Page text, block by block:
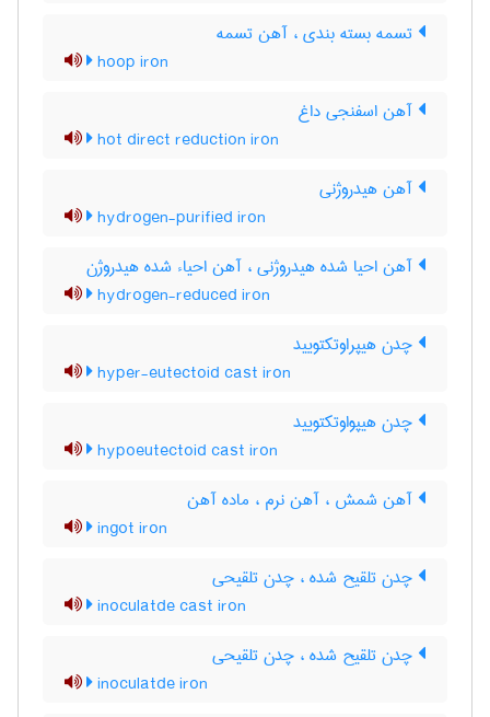
تسمه بسته بندی ، آهن تسمه
hoop iron
آهن اسفنجی داغ
hot direct reduction iron
آهن هیدروژنی
hydrogen-purified iron
آهن احیا شده هیدروژنی ، آهن احیاء شده هیدروژن
hydrogen-reduced iron
چدن هیپراوتکتویید
hyper-eutectoid cast iron
چدن هیپواوتکتویید
hypoeutectoid cast iron
آهن شمش ، آهن نرم ، ماده آهن
ingot iron
چدن تلقیح شده ، چدن تلقیحی
inoculatde cast iron
چدن تلقیح شده ، چدن تلقیحی
inoculatde iron